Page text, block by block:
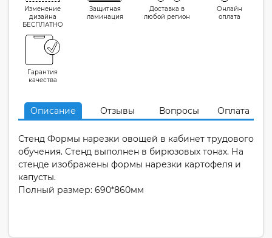
Изменение
дизайна
БЕСПЛАТНО
Защитная
ламинация
Доставка в
любой регион
Онлайн
оплата
Гарантия
качества
Описание Отзывы Вопросы Оплата
Стенд Формы нарезки овощей в кабинет трудового
обучения. Стенд выполнен в бирюзовых тонах. На
стенде изображены формы нарезки картофеля и
капусты.
Полный размер: 690*860мм